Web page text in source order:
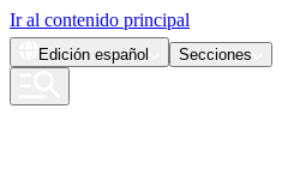
Ir al contenido principal
Edición español Secciones